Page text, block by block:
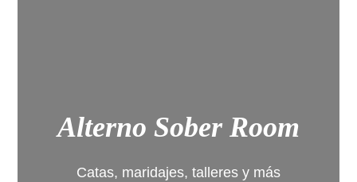
Alterno Sober Room
Catas, maridajes, talleres y más